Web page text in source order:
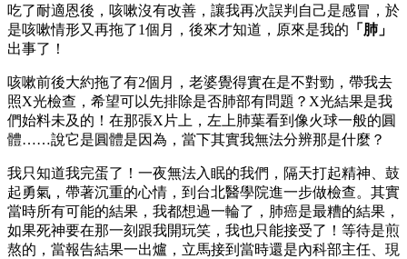
吃了耐適恩後，咳嗽沒有改善，讓我再次誤判自己是感冒，於
是咳嗽情形又再拖了1個月，後來才知道，原來是我的 「肺」
出事了！
咳嗽前後大約拖了有2個月，老婆覺得實在是不對勁，帶我去
照X光檢查，希望可以先排除是否肺部有問題？X光結果是我
們始料未及的！在那張X片上，左上肺葉看到像火球一般的圓
體……說它是圓體是因為，當下其實我無法分辨那是什麼？
我只知道我完蛋了！一夜無法入眠的我們，隔天打起精神、鼓
起勇氣，帶著沉重的心情，到台北醫學院進一步做檢查。其實
當時所有可能的結果，我都想過一輪了，肺癌是最糟的結果，
如果死神要在那一刻跟我開玩笑，我也只能接受了！等待是煎
熬的，當報告結果一出爐，立馬接到當時還是內科部主任、現